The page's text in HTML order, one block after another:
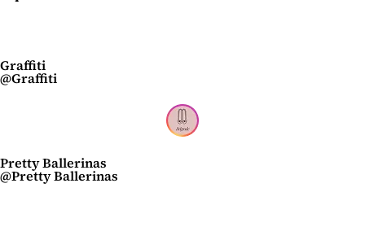
Graffiti
@Graffiti
Pretty Ballerinas
@Pretty Ballerinas